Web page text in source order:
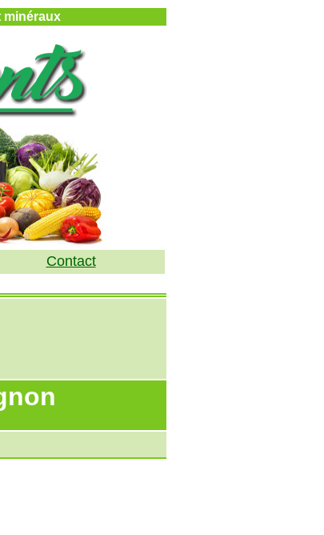
minéraux
Contact